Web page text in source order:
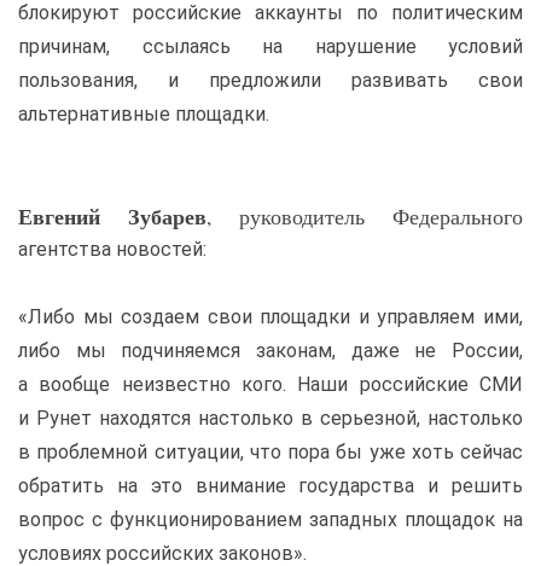
блокируют российские аккаунты по политическим
причинам, ссылаясь на нарушение условий
пользования, и предложили развивать свои
альтернативные площадки.
Евгений Зубарев, руководитель Федерального
агентства новостей:
«Либо мы создаем свои площадки и управляем ими,
либо мы подчиняемся законам, даже не России,
а вообще неизвестно кого. Наши российские СМИ
и Рунет находятся настолько в серьезной, настолько
в проблемной ситуации, что пора бы уже хоть сейчас
обратить на это внимание государства и решить
вопрос с функционированием западных площадок на
условиях российских законов».